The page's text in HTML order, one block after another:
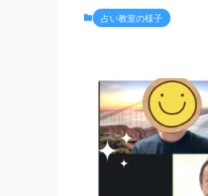
占い教室の様子